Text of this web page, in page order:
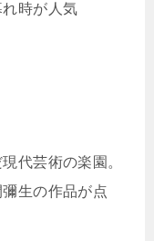
時が人気
代芸術の楽園。
生の作品が点